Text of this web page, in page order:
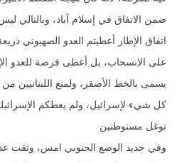
ضمن الاتفاق في إسلام آباد، وبالتالي
اتفاق الإطار أعطيتم العدو الصهيوني
على الانسحاب، بل أعطى فرصة للعدو
يسمى بالخط الأصفر، ولمنع اللبنانيين
كل شيء لإسرائيل، ولم يعطكم
توغل مستوطنين
وفي جديد الوضع الجنوبي امس، وثقت